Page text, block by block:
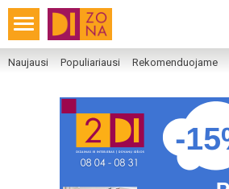
Naujausi Populiariausi Rekomenduojame